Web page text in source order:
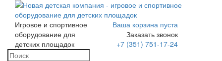
Игровое и спортивное
оборудование для
детских площадок
Ваша корзина пуста
Заказать звонок
+7 (351) 751-17-24